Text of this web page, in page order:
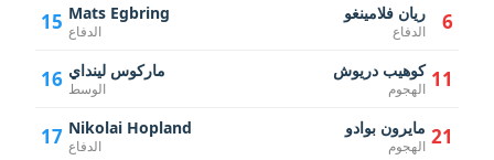
15 Mats Egbring
الدفاع
16 ماركوس لينداي
الوسط
17 Nikolai Hopland
الدفاع
6 ريان فلامينغو
الدفاع
11 كوهيب دريوش
الهجوم
21 مايرون بوادو
الهجوم